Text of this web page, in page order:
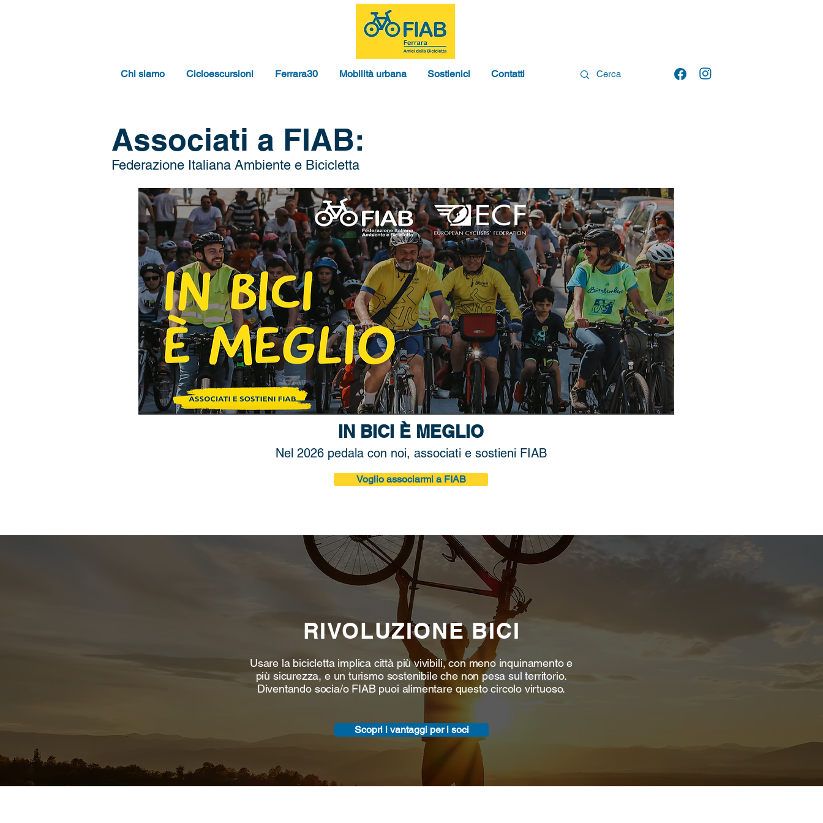
Chi siamo Cicloescursioni Ferrara30 Mobilità urbana Sostienici Contatti
Associati a FIAB:
Federazione Italiana Ambiente e Bicicletta
IN BICI È MEGLIO
Nel 2026 pedala con noi, associati e sostieni FIAB
Voglio associarmi a FIAB
RIVOLUZIONE BICI
Usare la bicicletta implica città più vivibili, con meno inquinamento e
più sicurezza, e un turismo sostenibile che non pesa sul territorio.
Diventando socia/o FIAB puoi alimentare questo circolo virtuoso.
Scopri i vantaggi per i soci